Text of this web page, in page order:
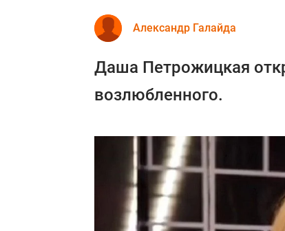
Александр Галайда
Даша Петрожицкая
возлюбленного.